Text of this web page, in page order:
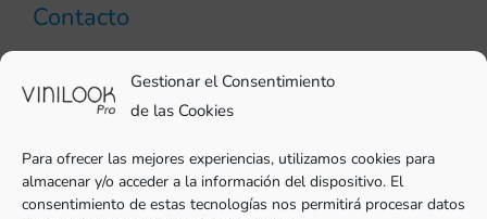
Gestionar el Consentimiento
de las Cookies
Para ofrecer las mejores experiencias, utilizamos cookies para
almacenar y/o acceder a la información del dispositivo. El
consentimiento de estas tecnologías nos permitirá procesar datos
Contacto
pro@vinilook.es